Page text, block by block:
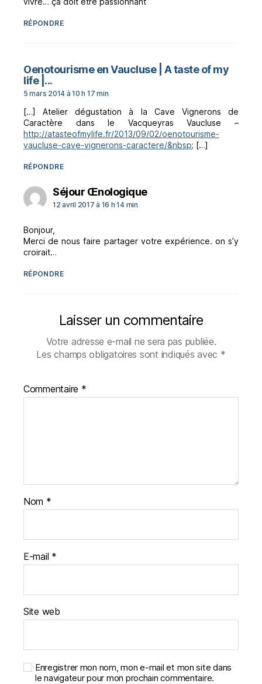
RÉPONDRE
Oenotourisme en Vaucluse | A taste of my
life |...dit :
5 mars 2014 à 10 h 17 min
[…] Atelier dégustation à la Cave Vignerons de
Caractère dans le Vacqueyras Vaucluse –
http://atasteofmylife.fr/2013/09/02/oenotourisme-
vaucluse-cave-vignerons-caractere/&nbsp; […]
RÉPONDRE
Séjour Œnologiquedit :
12 avril 2017 à 16 h 14 min
Bonjour,
Merci de nous faire partager votre expérience. on s’y
croirait…
RÉPONDRE
Laisser un commentaire
Votre adresse e-mail ne sera pas publiée.
Les champs obligatoires sont indiqués avec *
Commentaire *
Nom *
E-mail *
Site web
Enregistrer mon nom, mon e-mail et mon site dans
le navigateur pour mon prochain commentaire.